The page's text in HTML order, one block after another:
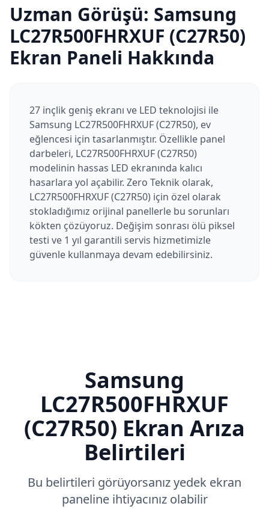
Uzman Görüşü: Samsung
LC27R500FHRXUF (C27R50)
Ekran Paneli Hakkında
27 inçlik geniş ekranı ve LED teknolojisi ile
Samsung LC27R500FHRXUF (C27R50), ev
eğlencesi için tasarlanmıştır. Özellikle panel
darbeleri, LC27R500FHRXUF (C27R50)
modelinin hassas LED ekranında kalıcı
hasarlara yol açabilir. Zero Teknik olarak,
LC27R500FHRXUF (C27R50) için özel olarak
stokladığımız orijinal panellerle bu sorunları
kökten çözüyoruz. Değişim sonrası ölü piksel
testi ve 1 yıl garantili servis hizmetimizle
güvenle kullanmaya devam edebilirsiniz.
Samsung
LC27R500FHRXUF
(C27R50) Ekran Arıza
Belirtileri
Bu belirtileri görüyorsanız yedek ekran
paneline ihtiyacınız olabilir